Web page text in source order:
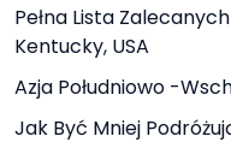
Pełna Lista
Kentucky, USA
Azja Południowo -
Jak Być Mniej